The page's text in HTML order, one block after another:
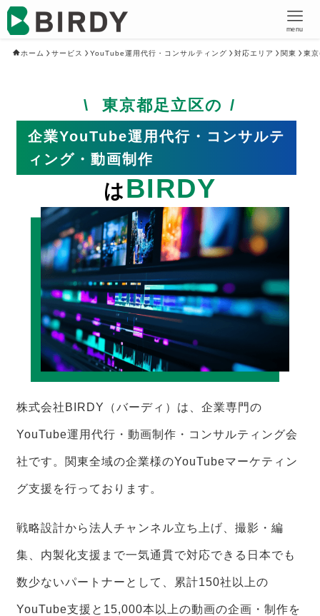
menu
ホーム サービス YouTube運用代行・コンサルティング 対応エリア 関東 東
東京都足立区の
企業YouTube運用代行・コンサルテ
ィング・動画制作
はBIRDY
株式会社BIRDY（バーディ）は、企業専門の
YouTube運用代行・動画制作・コンサルティング会
社です。関東全域の企業様のYouTubeマーケティン
グ支援を行っております。
戦略設計から法人チャンネル立ち上げ、撮影・編
集、内製化支援まで一気通貫で対応できる日本でも
数少ないパートナーとして、累計150社以上の
YouTube支援と15,000本以上の動画の企画・制作を